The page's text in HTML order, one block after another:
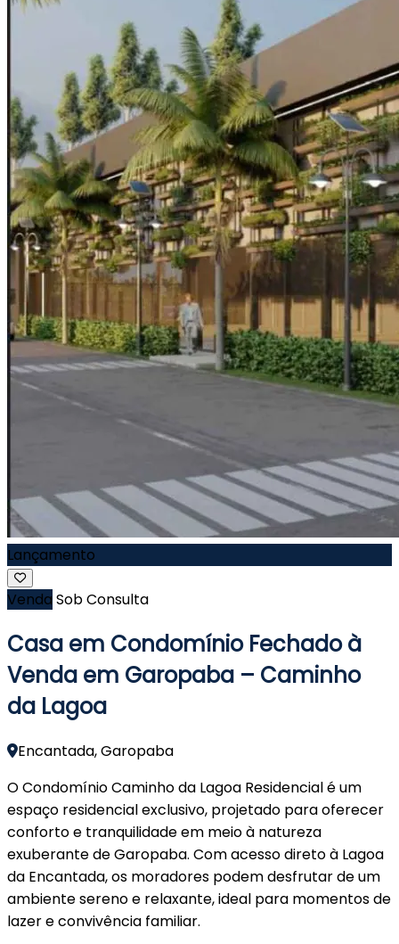
Lançamento
Venda Sob Consulta
Casa em Condomínio Fechado à
Venda em Garopaba – Caminho
da Lagoa
Encantada, Garopaba
O Condomínio Caminho da Lagoa Residencial é um
espaço residencial exclusivo, projetado para oferecer
conforto e tranquilidade em meio à natureza
exuberante de Garopaba. Com acesso direto à Lagoa
da Encantada, os moradores podem desfrutar de um
ambiente sereno e relaxante, ideal para momentos de
lazer e convivência familiar.